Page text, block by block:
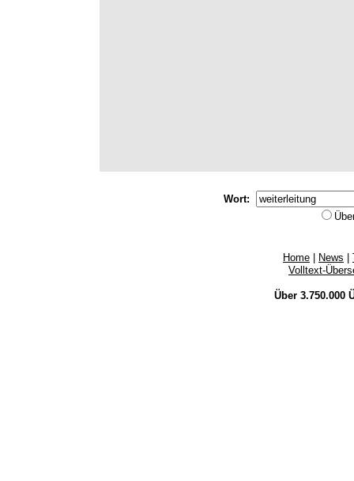
Wort:
Home News
Volltext-
Über 3.750.000